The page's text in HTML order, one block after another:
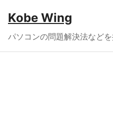
Kobe Wing
パソコンの問題解決法など